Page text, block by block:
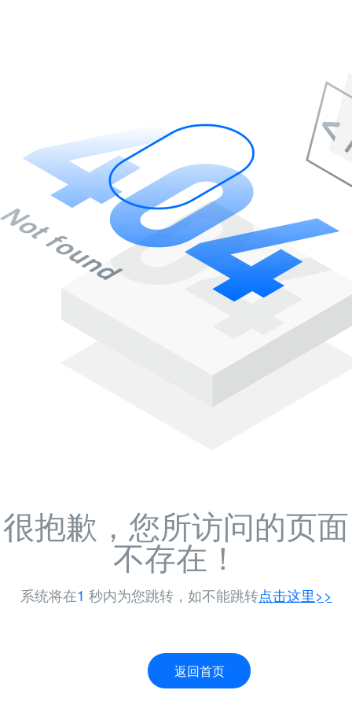
很抱歉，您所访问的页面
不存在！
系统将在1 秒内为您跳转，如不能跳转点击这里>>
返回首页